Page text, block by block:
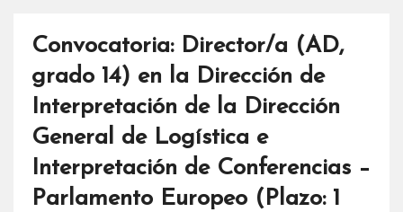
Convocatoria: Director/a (AD,
grado 14) en la Dirección de
Interpretación de la Dirección
General de Logística e
Interpretación de Conferencias –
Parlamento Europeo (Plazo: 1